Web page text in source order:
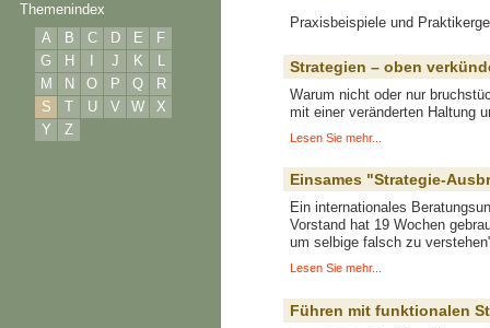
Themenindex
A
B C D E
F
G
H I J K
L
M
N O P Q
R
S
T U V W
X
Y
Z
Praxisbeispiele und
Strategien – oben
Warum nicht oder nur
mit einer veränderten Haltung
Lesen Sie mehr...
Einsames "Strategie-
Ein internationales
Vorstand hat 19 Wochen
um selbige falsch zu
Lesen Sie mehr...
Führen mit funktionalen